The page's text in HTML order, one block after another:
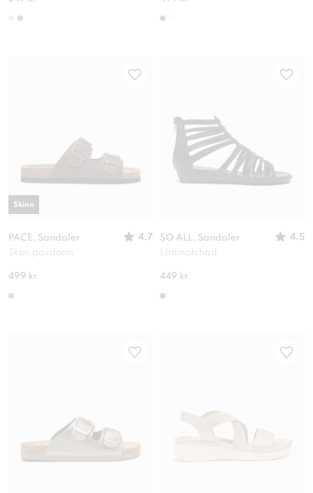
PACE, Sandaler
4.7
Skön passform
499 kr
Skinn
SO ALL, Sandaler
4.5
Lättmatchad
449 kr